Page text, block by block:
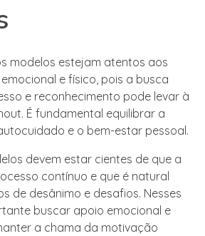
modelos estejam atentos aos
e físico, pois a busca
e reconhecimento pode levar à
É fundamental equilibrar a
e o bem-estar pessoal.
devem estar cientes de que a
contínuo e que é natural
de desânimo e desafios. Nesses
buscar apoio emocional e
a chama da motivação